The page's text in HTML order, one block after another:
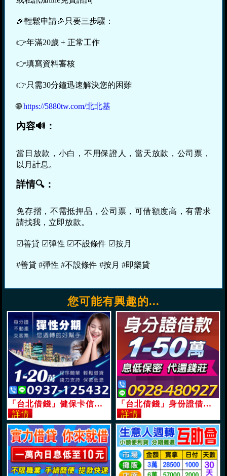
🎉輕鬆申請🎉只要三步驟：
👉年滿20歲 + 正常工作
👉填寫資料審核
👉只需30分鐘迅速解決您的困難
🌐https://5880tw.com/北北基
內容🔊：
當日放款，小白，不用保證人，當天放款，公司票，
以月計息。
詳情🔍：
免存摺，不需抵押品，公司票，可借額度高，有需求
請找我，立即放款。
☑善貸 ☑彈性 ☑不設條件 ☑按月
#善貸 #彈性 #不設條件 #按月 #即樂貸
您可能有興趣的...
「台北借錢」健保卡信貸，有誠意都好談，1-5萬，月息1分起免押證件當日放款「即樂貸」 「台北借錢」身份證借款，可代還錢莊，低利方案可借額度高，1-50萬，息低保密「即樂貸」